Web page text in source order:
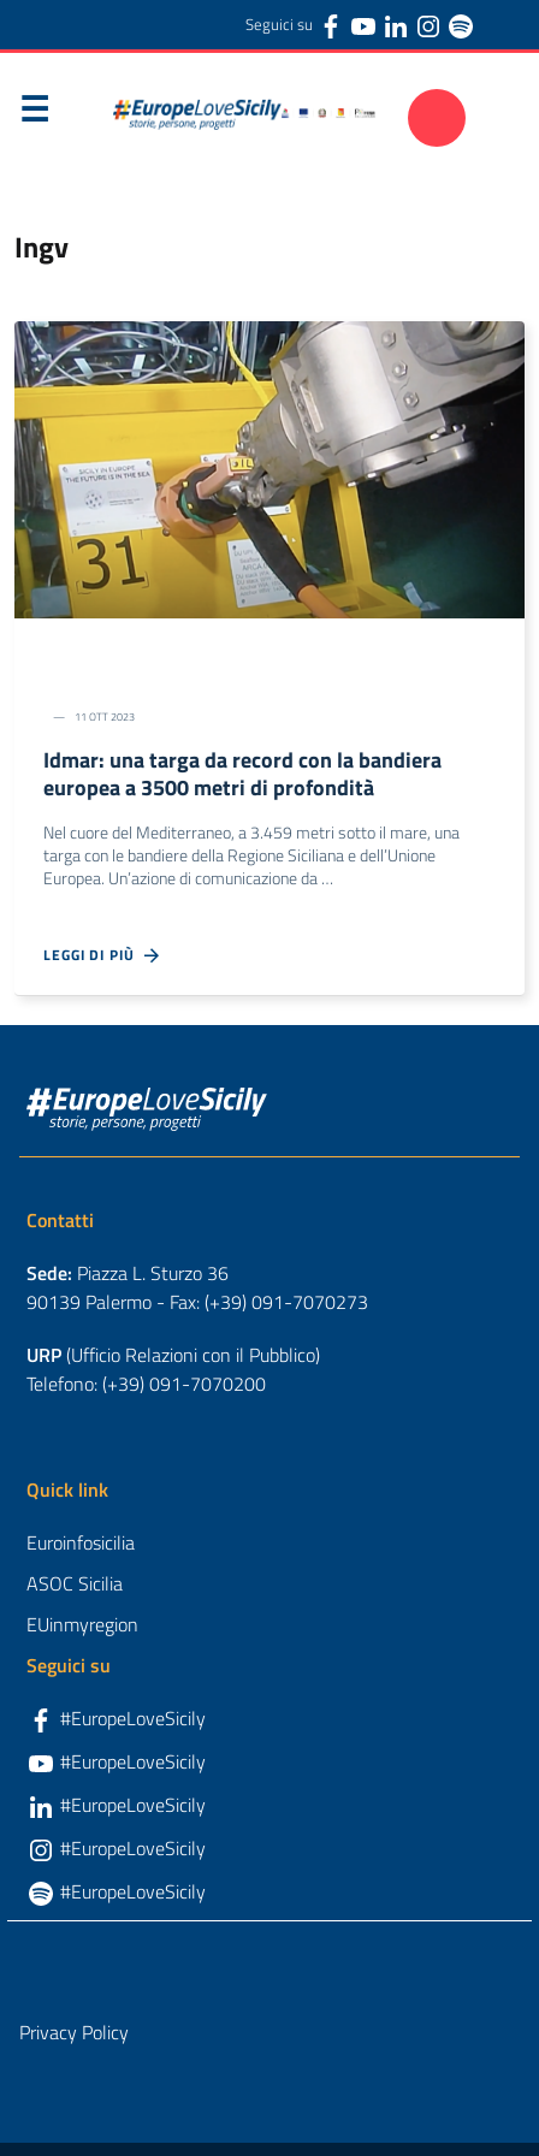
Seguici su
Ingv
11 OTT 2023
Idmar: una targa da record con la bandiera
europea a 3500 metri di profondità
Nel cuore del Mediterraneo, a 3.459 metri sotto il mare, una
targa con le bandiere della Regione Siciliana e dell’Unione
Europea. Un’azione di comunicazione da …
LEGGI DI PIÙ
Contatti
Sede: Piazza L. Sturzo 36
90139 Palermo - Fax: (+39) 091-7070273
URP(Ufficio Relazioni con il Pubblico)
Telefono: (+39) 091-7070200
Quick link
Euroinfosicilia
ASOC Sicilia
EUinmyregion
Seguici su
#EuropeLoveSicily
#EuropeLoveSicily
#EuropeLoveSicily
#EuropeLoveSicily
#EuropeLoveSicily
Privacy Policy